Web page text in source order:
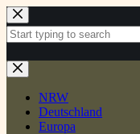
Zum
Inhalt
springen
Keine
Ergebnisse
NRW
Deutschland
Europa